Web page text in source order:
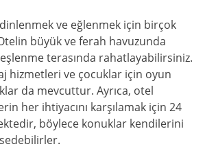
ve eğlenmek için birçok
büyük ve ferah havuzunda
terasında rahatlayabilirsiniz.
hizmetleri ve çocuklar için oyun
da mevcuttur. Ayrıca, otel
her ihtiyacını karşılamak için 24
böylece konuklar kendilerini